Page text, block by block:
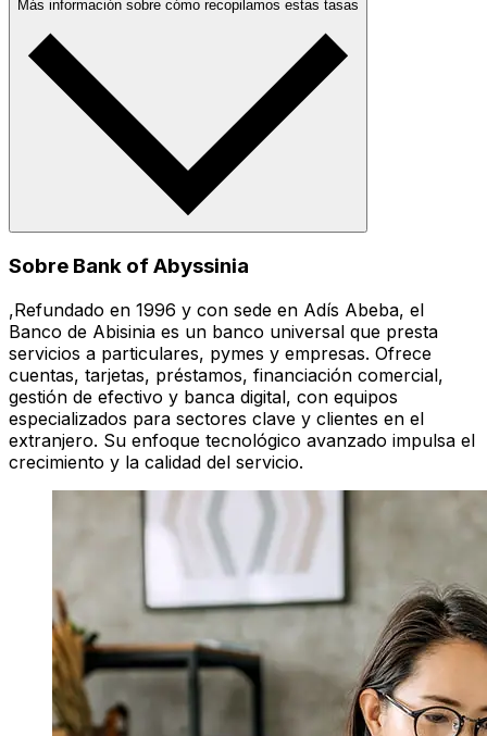
Más información sobre cómo recopilamos estas tasas
Sobre Bank of Abyssinia
,Refundado en 1996 y con sede en Adís Abeba, el
Banco de Abisinia es un banco universal que presta
servicios a particulares, pymes y empresas. Ofrece
cuentas, tarjetas, préstamos, financiación comercial,
gestión de efectivo y banca digital, con equipos
especializados para sectores clave y clientes en el
extranjero. Su enfoque tecnológico avanzado impulsa el
crecimiento y la calidad del servicio.